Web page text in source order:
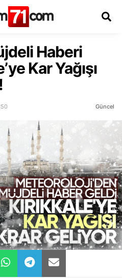
Haberi
Kar Yağışı
Güncel